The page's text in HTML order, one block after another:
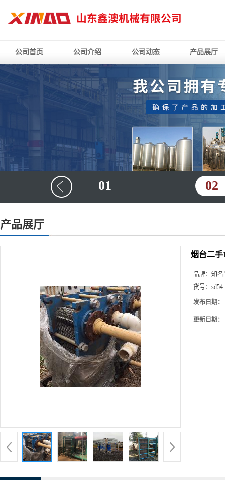
公司首页 公司介绍 公司动态 产品展厅
01 02
产品展厅
烟台二手
品牌： 知名
货号： sd54
发布日期：
更新日期：